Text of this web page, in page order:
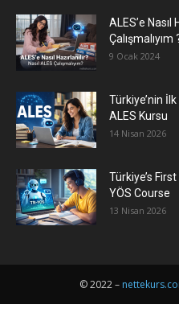
ALES’e Nasıl
Çalışmalıyım
9 Ocak 2024
Türkiye’nin
ALES Kursu
14 Nisan 2026
Türkiye’s
YÖS Course
13 Nisan 2026
© 2022 –